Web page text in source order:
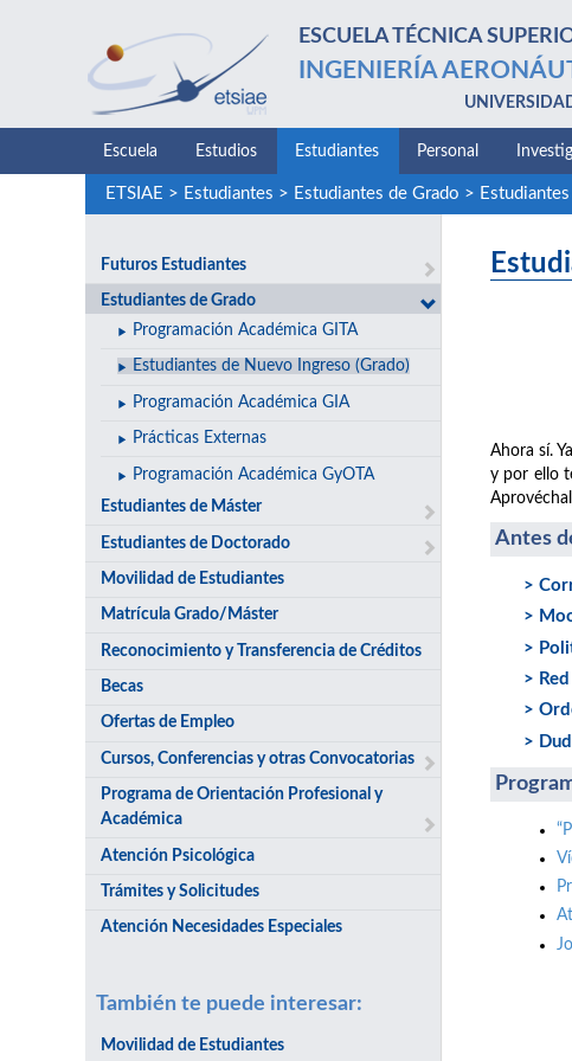
ESCUELA TÉCNICA
INGENIERÍA
Escuela Estudios Estudiantes Personal
ETSIAE > Estudiantes > Estudiantes de Grado >
Futuros Estudiantes
Estudiantes de Grado
Programación Académica GITA
Estudiantes de Nuevo Ingreso (Grado)
Programación Académica GIA
Prácticas Externas
Programación Académica GyOTA
Estudiantes de Máster
Estudiantes de Doctorado
Movilidad de Estudiantes
Matrícula Grado/Máster
Reconocimiento y Transferencia de Créditos
Becas
Ofertas de Empleo
Cursos, Conferencias y otras Convocatorias
Programa de Orientación Profesional y
Académica
Atención Psicológica
Trámites y Solicitudes
Atención Necesidades Especiales
También te puede interesar:
Movilidad de Estudiantes
Ahora sí.
y por ello
Antes
>
>
>
>
>
>